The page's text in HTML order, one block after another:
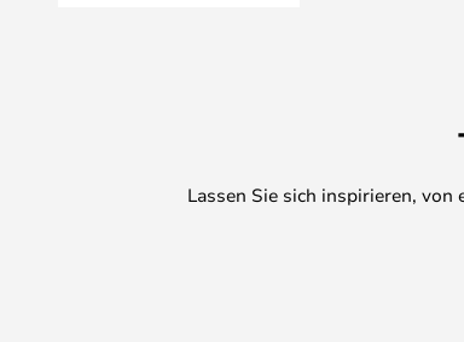
Lassen Sie sich inspirieren,